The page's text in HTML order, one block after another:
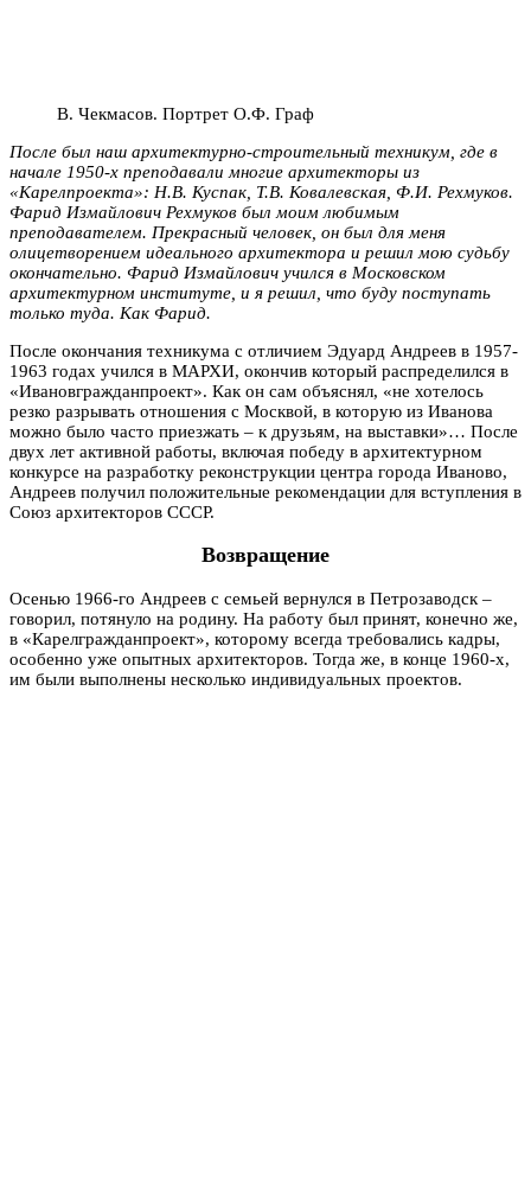
В. Чекмасов. Портрет О.Ф. Граф
После был наш архитектурно-строительный техникум, где в
начале 1950-х преподавали многие архитекторы из
«Карелпроекта»: Н.В. Куспак, Т.В. Ковалевская, Ф.И. Рехмуков.
Фарид Измайлович Рехмуков был моим любимым
преподавателем. Прекрасный человек, он был для меня
олицетворением идеального архитектора и решил мою судьбу
окончательно. Фарид Измайлович учился в Московском
архитектурном институте, и я решил, что буду поступать
только туда. Как Фарид.
После окончания техникума с отличием Эдуард Андреев в 1957-
1963 годах учился в МАРХИ, окончив который распределился в
«Ивановгражданпроект». Как он сам объяснял, «не хотелось
резко разрывать отношения с Москвой, в которую из Иванова
можно было часто приезжать – к друзьям, на выставки»… После
двух лет активной работы, включая победу в архитектурном
конкурсе на разработку реконструкции центра города Иваново,
Андреев получил положительные рекомендации для вступления в
Союз архитекторов СССР.
Возвращение
Осенью 1966-го Андреев с семьей вернулся в Петрозаводск –
говорил, потянуло на родину. На работу был принят, конечно же,
в «Карелгражданпроект», которому всегда требовались кадры,
особенно уже опытных архитекторов. Тогда же, в конце 1960-х,
им были выполнены несколько индивидуальных проектов.